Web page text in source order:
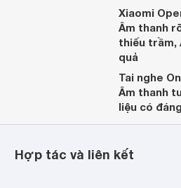
Xiaomi
Âm thanh
thiếu trầm,
quả
Tai nghe
Âm thanh
liệu có
Hợp tác và liên kết